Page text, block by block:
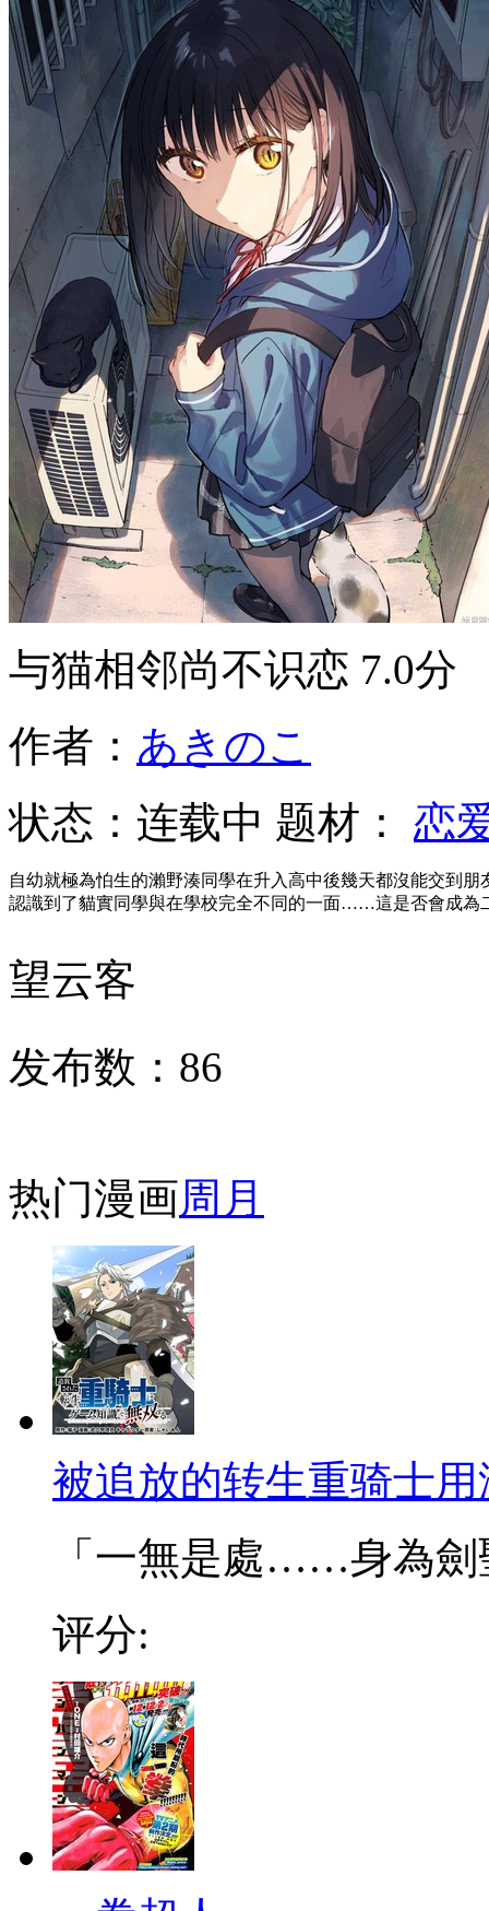
与猫相邻尚不识恋 7.0分
作者： あきのこ
状态： 连载中 题材： 恋
自幼就極為怕生的瀨野湊同學在升入高中後幾天都沒能交到
認識到了貓實同學與在學校完全不同的一面……這是否會成為
望云客
发布数： 86
热门漫画周 月
被追放的转生重骑士
「一無是處……身為劍
评分: